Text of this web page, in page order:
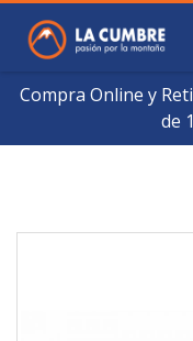
Compra Online y
de
Contenido